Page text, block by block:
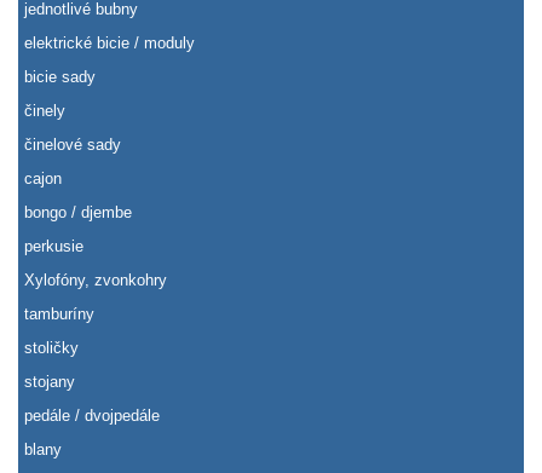
jednotlivé bubny
elektrické bicie / moduly
bicie sady
činely
činelové sady
cajon
bongo / djembe
perkusie
Xylofóny, zvonkohry
tamburíny
stoličky
stojany
pedále / dvojpedále
blany